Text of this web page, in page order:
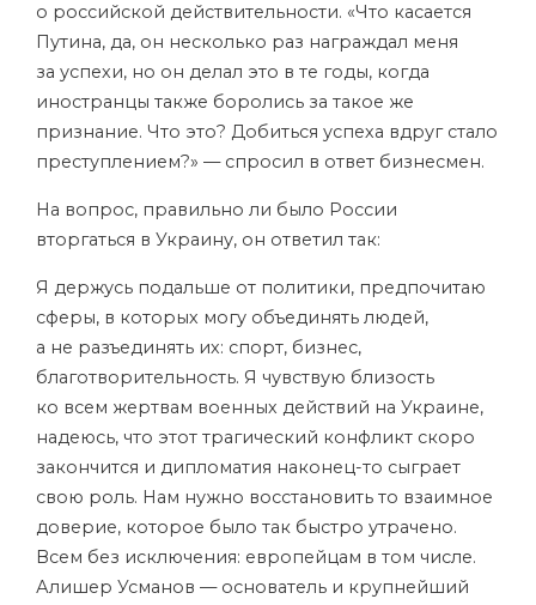
о российской действительности. «Что касается
Путина, да, он несколько раз награждал меня
за успехи, но он делал это в те годы, когда
иностранцы также боролись за такое же
признание. Что это? Добиться успеха вдруг стало
преступлением?» — спросил в ответ бизнесмен.
На вопрос, правильно ли было России
вторгаться в Украину, он ответил так:
Я держусь подальше от политики, предпочитаю
сферы, в которых могу объединять людей,
а не разъединять их: спорт, бизнес,
благотворительность. Я чувствую близость
ко всем жертвам военных действий на Украине,
надеюсь, что этот трагический конфликт скоро
закончится и дипломатия наконец-то сыграет
свою роль. Нам нужно восстановить то взаимное
доверие, которое было так быстро утрачено.
Всем без исключения: европейцам в том числе.
Алишер Усманов — основатель и крупнейший